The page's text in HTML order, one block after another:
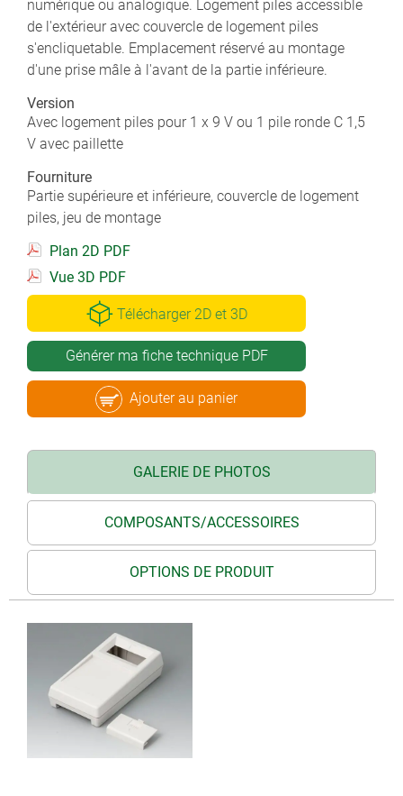
numérique ou analogique. Logement piles accessible
de l'extérieur avec couvercle de logement piles
s'encliquetable. Emplacement réservé au montage
d'une prise mâle à l'avant de la partie inférieure.
Version
Avec logement piles pour 1 x 9 V ou 1 pile ronde C 1,5
V avec paillette
Fourniture
Partie supérieure et inférieure, couvercle de logement
piles, jeu de montage
Plan 2D PDF
Vue 3D PDF
Télécharger 2D et 3D
Générer ma fiche technique PDF
Ajouter au panier
GALERIE DE PHOTOS
COMPOSANTS/ACCESSOIRES
OPTIONS DE PRODUIT